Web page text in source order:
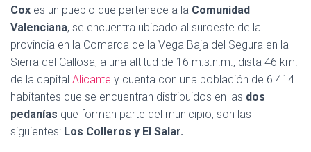
Cox es un pueblo que pertenece a la Comunidad
Valenciana, se encuentra ubicado al suroeste de la
provincia en la Comarca de la Vega Baja del Segura en la
Sierra del Callosa, a una altitud de 16 m.s.n.m., dista 46 km.
de la capital Alicante y cuenta con una población de 6 414
habitantes que se encuentran distribuidos en las dos
pedanías que forman parte del municipio, son las
siguientes: Los Colleros y El Salar.